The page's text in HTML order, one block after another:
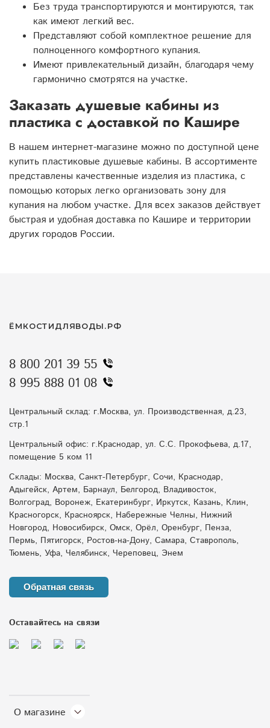
Без труда транспортируются и монтируются, так
как имеют легкий вес.
Представляют собой комплектное решение для
полноценного комфортного купания.
Имеют привлекательный дизайн, благодаря чему
гармонично смотрятся на участке.
Заказать душевые кабины из
пластика с доставкой по Кашире
В нашем интернет-магазине можно по доступной цене
купить пластиковые душевые кабины. В ассортименте
представлены качественные изделия из пластика, с
помощью которых легко организовать зону для
купания на любом участке. Для всех заказов действует
быстрая и удобная доставка по Кашире и территории
других городов России.
О магазине
ЁМКОСТИДЛЯВОДЫ.РФ
8 800 201 39 55
8 995 888 01 08
Центральный склад: г.Москва, ул. Производственная, д.23,
стр.1
Центральный офис: г.Краснодар, ул. С.С. Прокофьева, д.17,
помещение 5 ком 11
Склады: Москва, Санкт-Петербург, Сочи, Краснодар,
Адыгейск, Артем, Барнаул, Белгород, Владивосток,
Волгоград, Воронеж, Екатеринбург, Иркутск, Казань, Клин,
Красногорск, Красноярск, Набережные Челны, Нижний
Новгород, Новосибирск, Омск, Орёл, Оренбург, Пенза,
Пермь, Пятигорск, Ростов-на-Дону, Самара, Ставрополь,
Тюмень, Уфа, Челябинск, Череповец, Энем
Обратная связь
Оставайтесь на связи